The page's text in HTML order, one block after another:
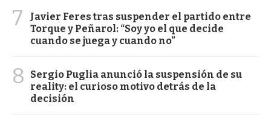
7
Javier Feres tras suspender el partido entre
Torque y Peñarol: “Soy yo el que decide
cuando se juega y cuando no”
8
Sergio Puglia anunció la suspensión de su
reality: el curioso motivo detrás de la
decisión